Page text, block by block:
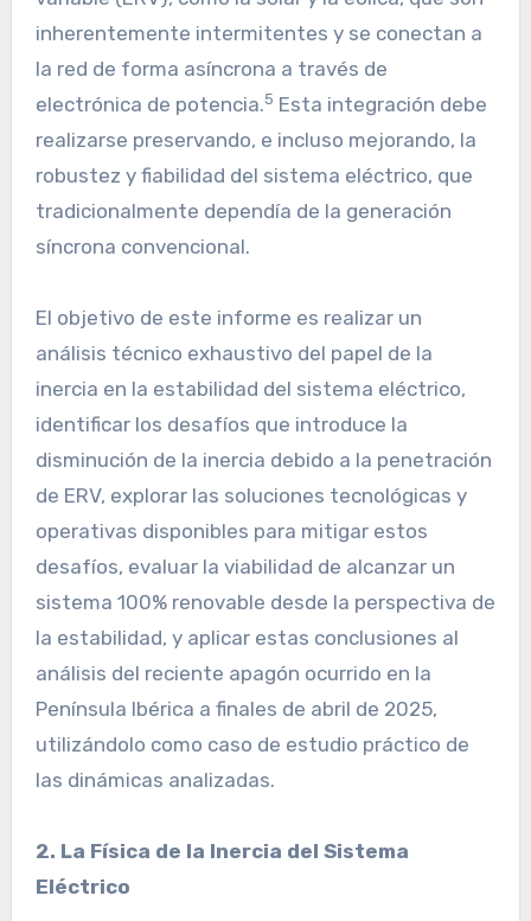
inherentemente intermitentes y se conectan a
la red de forma asíncrona a través de
electrónica de potencia.5 Esta integración debe
realizarse preservando, e incluso mejorando, la
robustez y fiabilidad del sistema eléctrico, que
tradicionalmente dependía de la generación
síncrona convencional.
El objetivo de este informe es realizar un
análisis técnico exhaustivo del papel de la
inercia en la estabilidad del sistema eléctrico,
identificar los desafíos que introduce la
disminución de la inercia debido a la penetración
de ERV, explorar las soluciones tecnológicas y
operativas disponibles para mitigar estos
desafíos, evaluar la viabilidad de alcanzar un
sistema 100% renovable desde la perspectiva de
la estabilidad, y aplicar estas conclusiones al
análisis del reciente apagón ocurrido en la
Península Ibérica a finales de abril de 2025,
utilizándolo como caso de estudio práctico de
las dinámicas analizadas.
2. La Física de la Inercia del Sistema
Eléctrico